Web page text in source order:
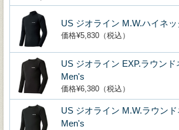
US ジオライン M.W.ハイネ
価格¥5,830（税込）
US ジオライン EXP.ラウンド
Men's
価格¥6,380（税込）
US ジオライン M.W.ラウン
Men's